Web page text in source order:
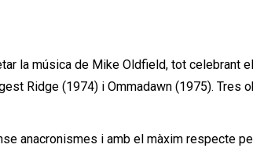
la música de Mike Oldfield, tot celebrant
Ridge (1974) i Ommadawn (1975). Tres
anacronismes i amb el màxim respecte